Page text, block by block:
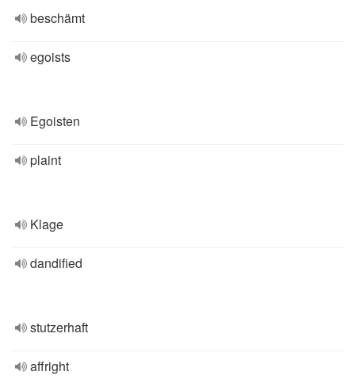
beschämt
egoists
Egoisten
plaint
Klage
dandified
stutzerhaft
affright